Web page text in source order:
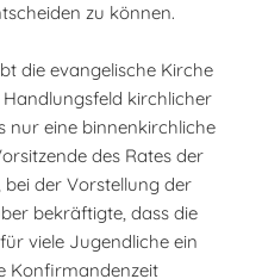
zu können.
die evangelische Kirche
kirchlicher
nur eine binnenkirchliche
des Rates der
bei der Vorstellung der
bekräftigte, dass die
viele Jugendliche ein
Konfirmandenzeit